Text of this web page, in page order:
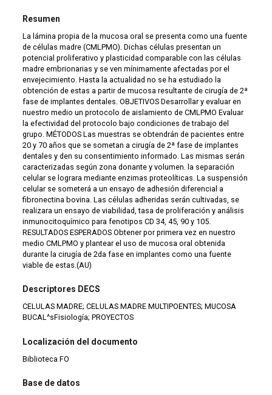
Resumen
La lámina propia de la mucosa oral se presenta como una fuente
de células madre (CMLPMO). Dichas células presentan un
potencial proliferativo y plasticidad comparable con las células
madre embrionarias y se ven mínimamente afectadas por el
envejecimiento. Hasta la actualidad no se ha estudiado la
obtención de estas a partir de mucosa resultante de cirugía de 2ª
fase de implantes dentales. OBJETIVOS Desarrollar y evaluar en
nuestro medio un protocolo de aislamiento de CMLPMO Evaluar
la efectividad del protocolo bajo condiciones de trabajo del
grupo. MÉTODOS Las muestras se obtendrán de pacientes entre
20 y 70 años que se sometan a cirugía de 2ª fase de implantes
dentales y den su consentimiento informado. Las mismas serán
caracterizadas según zona donante y volumen. la separación
celular se lograra mediante enzimas proteolíticas. La suspensión
celular se someterá a un ensayo de adhesión diferencial a
fibronectina bovina. Las células adheridas serán cultivadas, se
realizara un ensayo de viabilidad, tasa de proliferación y análisis
inmunocitoquímico para fenotipos CD 34, 45, 90 y 105.
RESULTADOS ESPERADOS Obtener por primera vez en nuestro
medio CMLPMO y plantear el uso de mucosa oral obtenida
durante la cirugía de 2da fase en implantes como una fuente
viable de estas.(AU)
Descriptores DECS
CELULAS MADRE; CELULAS MADRE MULTIPOENTES; MUCOSA
BUCAL^sFisiología; PROYECTOS
Localización del documento
Biblioteca FO
Base de datos